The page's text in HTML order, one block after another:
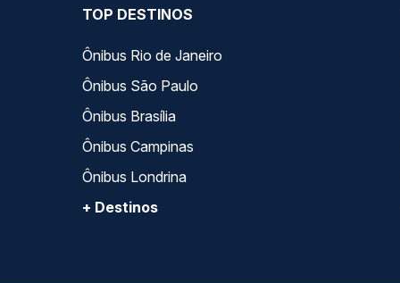
TOP DESTINOS
Ônibus Rio de Janeiro
Ônibus São Paulo
Ônibus Brasília
Ônibus Campinas
Ônibus Londrina
+ Destinos